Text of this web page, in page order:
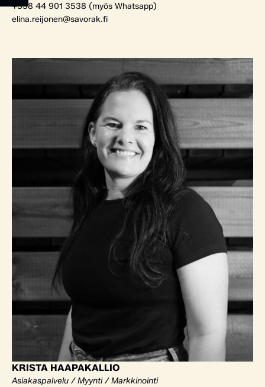
+358 44 901 3538 (myös Whatsapp)
elina.reijonen@savorak.fi
KRISTA HAAPAKALLIO
Asiakaspalvelu / Myynti / Markkinointi